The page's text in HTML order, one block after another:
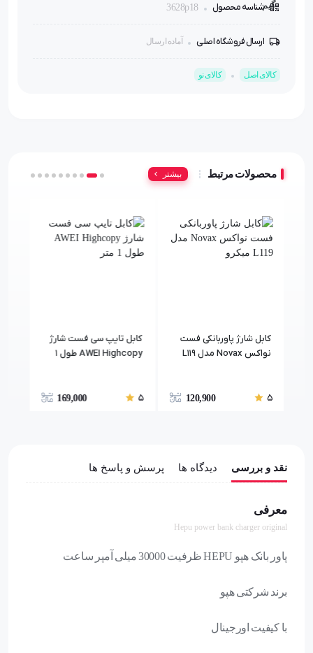
شناسه محصول 3628p18
ارسال فروشگاه اصلی آماده ارسال
کالای اصل کالای نو
محصولات مرتبط بیشتر
کابل شارژ پاوربانکی فست
نواکس Novax مدل L119
5
120,900
کابل تایپ سی فست شارژ
AWEI Highcopy طول 1
5
169,000
نقد و بررسی دیدگاه ها پرسش و پاسخ ها
معرفی
Hepu power bank charger original
پاور بانک هپو HEPU ظرفیت 30000 میلی آمپر ساعت
برند شرکتی هپو
با کیفیت اورجینال